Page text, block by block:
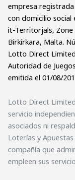
empresa
con domicilio social
it-Territorjals, Zone
Birkirkara, Malta.
Lotto Direct
Autoridad de
emitida el 01/08/
Lotto Direct
servicio
asociados ni
Loterías y
compañía que
empleen sus